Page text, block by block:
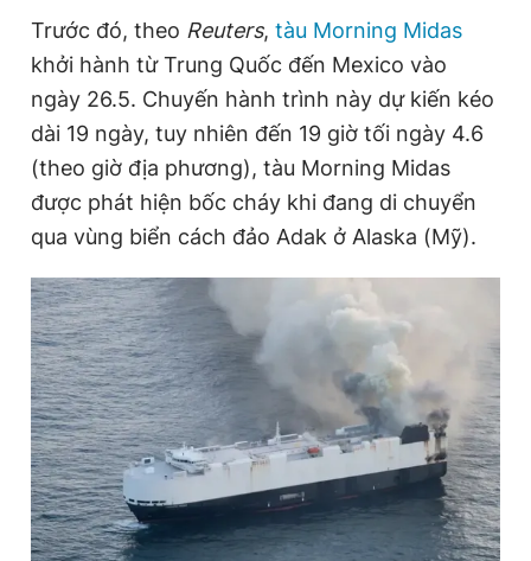
Theo dõi báo trên
Hotline
0906 645 777
Liên hệ quảng cáo
0908 780 404
Đặt báo Quảng cáo RSS Tòa soạn Chính sách bảo
Tổng biên tập: Nguyễn Ngọc Toàn
Phó tổng biên tập thường trực: Hải Thành
Phó tổng biên tập: Lâm Hiếu Dũng
Phó tổng biên tập: Trần Việt Hưng
Tổng thư ký tòa soạn: Đức Trung
Giấy phép xuất bản số 110/GP - BTTTT cấp ngày 24.3.2020
© 2003-2026 Bản quyền thuộc về Báo Thanh Niên. Cấm sao
chép dưới mọi hình thức nếu không có sự chấp thuận bằng văn
bản. Phát triển bởi ePi Technologies, JSC.
Trước đó, theo Reuters, tàu Morning Midas
khởi hành từ Trung Quốc đến Mexico vào
ngày 26.5. Chuyến hành trình này dự kiến kéo
dài 19 ngày, tuy nhiên đến 19 giờ tối ngày 4.6
(theo giờ địa phương), tàu Morning Midas
được phát hiện bốc cháy khi đang di chuyển
qua vùng biển cách đảo Adak ở Alaska (Mỹ).